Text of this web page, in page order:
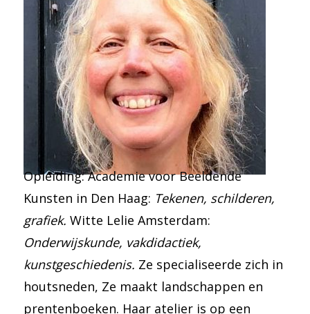
Opleiding: Academie voor Beeldende
Kunsten in Den Haag: Tekenen, schilderen,
grafiek. Witte Lelie Amsterdam:
Onderwijskunde, vakdidactiek,
kunstgeschiedenis. Ze specialiseerde zich in
houtsneden, Ze maakt landschappen en
prentenboeken. Haar atelier is op een